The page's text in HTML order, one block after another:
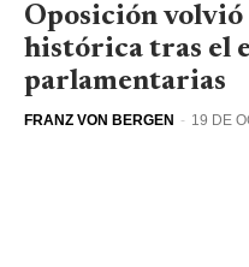
Oposición volvió
histórica tras el
parlamentarias
FRANZ VON BERGEN - 19 DE